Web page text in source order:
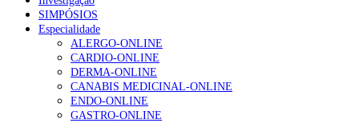
NOTÍCIAS MAIS LIDAS
Enfermagem Forense. “Da urgência ao tribunal, cada
gesto conta e cada profissional faz a diferença”
203 visualizações
SIMPÓSIOS
Especialidade
ALERGO-ONLINE
CARDIO-ONLINE
DERMA-ONLINE
CANABIS MEDICINAL-ONLINE
ENDO-ONLINE
GASTRO-ONLINE